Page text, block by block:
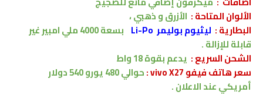
الألوان المتاحة : الأزرق و ذهبي ،
البطارية: ليثيوم بوليمر Li-Po بسعة4000ملي امبيرغير
قابلة للإزالة .
الشحن السريع : يدعمبقوة 18 واط
سعر هاتف فيفو vivo X27 :
حوالي 480 يورو
540 دولار
أمريكيعند الاعلان .